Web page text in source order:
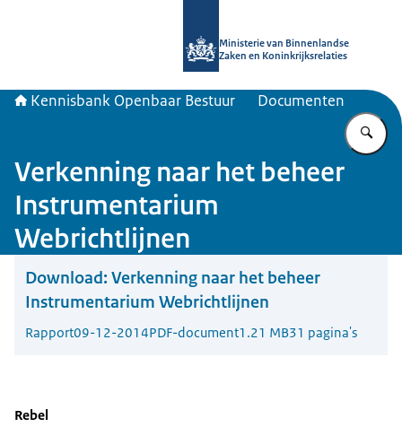
Ministerie van Binnenlandse
Zaken en Koninkrijksrelaties
Kennisbank Openbaar Bestuur Documenten
Verkenning naar het beheer
Instrumentarium
Webrichtlijnen
Download: Verkenning naar het beheer
Instrumentarium Webrichtlijnen
Rapport09-12-2014PDF-document1.21 MB31 pagina's
Rebel